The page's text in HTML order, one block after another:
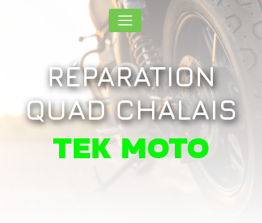
RÉPARATION
QUAD CHALAIS
TEK MOTO
Panneau de gestion des cookies